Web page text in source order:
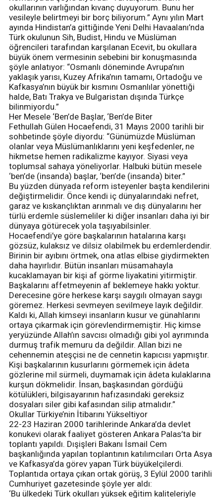
okullarının varlığından kıvanç duyuyorum. Bunu her
vesileyle belirtmeyi bir borç biliyorum.” Aynı yılın Mart
ayında Hindistan’a gittiğinde Yeni Delhi Havaalanı’nda
Türk okulunun Sih, Budist, Hindu ve Müslüman
öğrencileri tarafından karşılanan Ecevit, bu okullara
büyük önem vermesinin sebebini bir konuşmasında
şöyle anlatıyor: “Osmanlı döneminde Avrupa’nın
yaklaşık yarısı, Kuzey Afrika’nın tamamı, Ortadoğu ve
Kafkasya’nın büyük bir kısmını Osmanlılar yönettiği
halde, Batı Trakya ve Bulgaristan dışında Türkçe
bilinmiyordu.”
Her Mesele ‘Ben’de Başlar, ‘Ben’de Biter
Fethullah Gülen Hocaefendi, 31 Mayıs 2000 tarihli bir
sohbetinde şöyle diyordu: “Günümüzde Müslüman
olanlar veya Müslümanlıklarını yeni keşfedenler, ne
hikmetse hemen radikalizme kayıyor. Siyasi veya
toplumsal sahaya yöneliyorlar. Halbuki bütün mesele
‘ben’de (insanda) başlar, ‘ben’de (insanda) biter.”
Bu yüzden dünyada reform isteyenler başta kendilerini
değiştirmelidir. Önce kendi iç dünyalarındaki nefret,
garaz ve kıskançlıktan arınmalı ve dış dünyalarını her
türlü erdemle süslemeliler ki diğer insanları daha iyi bir
dünyaya götürecek yola taşıyabilsinler.
Hocaefendi’ye göre başkalarının hatalarına karşı
gözsüz, kulaksız ve dilsiz olabilmek bu erdemlerdendir.
Birinin bir ayıbını örtmek, ona atlas elbise giydirmekten
daha hayırlıdır. Bütün insanları müsamahayla
kucaklamayan bir kişi af görme liyakatini yitirmiştir.
Başkalarını affetmeyenin af beklemeye hakkı yoktur.
Derecesine göre herkese karşı saygılı olmayan saygı
göremez. Herkesi sevmeyen sevilmeye layık değildir.
Kaldı ki, Allah kimseyi insanların kusur ve günahlarını
ortaya çıkarmak için görevlendirmemiştir. Hiç kimse
yeryüzünde Allah’ın savcısı olmadığı gibi yol ayrımında
durmuş trafik memuru da değildir. Allan bizi ne
cehennemin ateşçisi ne de cennetin kapıcısı yapmıştır.
Kişi başkalarının kusurlarını görmemek için âdeta
gözlerine mil sürmeli, duymamak için âdeta kulaklarına
kurşun dökmelidir. İnsan, başkasından gördüğü
kötülükleri, bilgisayarının hafızasındaki gereksiz
dosyaları siler gibi kafasından silip atmalıdır.”
Okullar Türkiye’nin İtibarını Yükseltiyor
22-23 Haziran 2000 tarihlerinde Ankara’da devlet
konukevi olarak faaliyet gösteren Ankara Palas’ta bir
toplantı yapıldı. Dışişleri Bakanı İsmail Cem
başkanlığında yapılan toplantının katılımcıları Orta Asya
ve Kafkasya’da görev yapan Türk büyükelçilerdi.
Toplantıda ortaya çıkan ortak görüş, 3 Eylül 2000 tarihli
Cumhuriyet gazetesinde şöyle yer aldı:
‘Bu ülkedeki Türk okulları yüksek eğitim kaliteleriyle